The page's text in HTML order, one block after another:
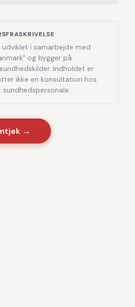
i samarbejde med
og bygger på
Indholdet er
ikke en konsultation hos
→